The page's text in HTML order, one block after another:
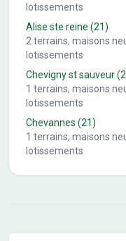
lotissements
Alise ste reine (21)
2 terrains, maisons
lotissements
Chevigny st sauveur
1 terrains, maisons
lotissements
Chevannes (21)
1 terrains, maisons
lotissements